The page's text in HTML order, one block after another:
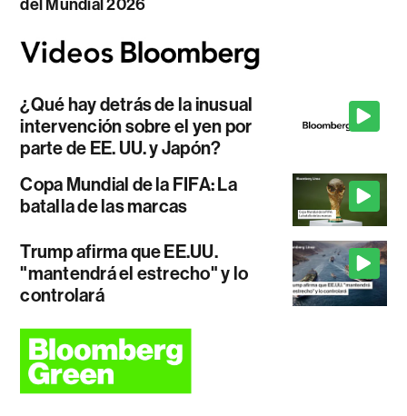
del Mundial 2026
¿Qué hay detrás de la inusual
intervención sobre el yen por
parte de EE. UU. y Japón?
Copa Mundial de la FIFA: La
batalla de las marcas
Trump afirma que EE.UU.
"mantendrá el estrecho" y lo
controlará